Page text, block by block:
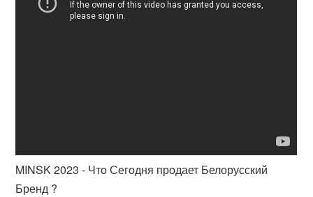
MINSK 2023 - Что Сегодня продает Белорусский
Бренд ?